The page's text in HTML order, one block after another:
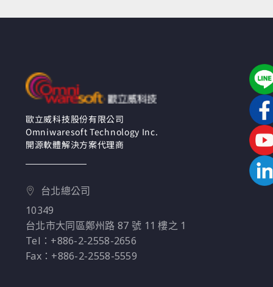
歐立威科技股份有限公司
Omniwaresoft Technology Inc.
開源軟體解決方案代理商
台北總公司
10349
台北市大同區鄭州路 87 號 11 樓之 1
Tel：+886-2-2558-2656
Fax：+886-2-2558-5559